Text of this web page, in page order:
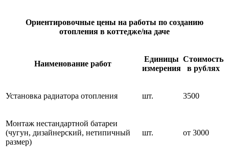
Ориентировочные цены на работы по созданию
отопления в коттедже/на даче
Наименование работ
Единицы
измерения
Стоимость
в рублях
Установка радиатора отопления шт. 3500
Монтаж нестандартной батареи
(чугун, дизайнерский, нетипичный
размер)
шт. от 3000